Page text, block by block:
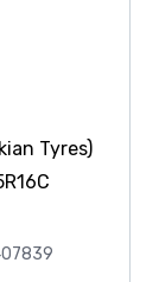
Tyres)